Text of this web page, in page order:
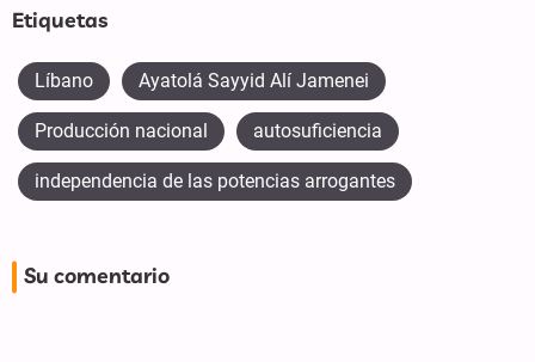
Etiquetas
Líbano Ayatolá Sayyid Alí Jamenei
Producción nacional autosuficiencia
independencia de las potencias arrogantes
Su comentario